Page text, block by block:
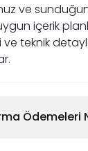
ve
içerik
teknik
Ödemeleri